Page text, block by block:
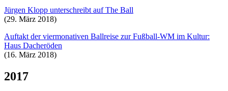
Jürgen Klopp unterschreibt auf The Ball
(29. März 2018)
Auftakt der viermonativen Ballreise zur Fußball-WM im Kultur:
Haus Dacheröden
(16. März 2018)
2017